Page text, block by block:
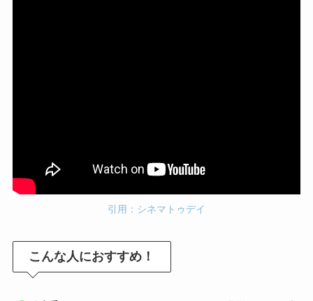
引用：シネマトゥデイ
こんな人におすすめ！